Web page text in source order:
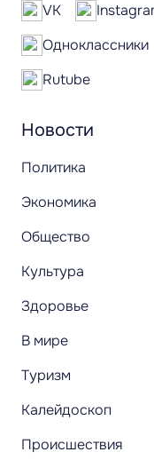
Новости
Политика
Экономика
Общество
Культура
Здоровье
В мире
Туризм
Калейдоскоп
Происшествия
VK
Одноклассники
Rutube